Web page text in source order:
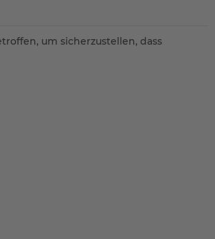
um sicherzustellen, dass